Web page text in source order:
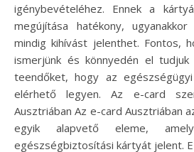
igénybevételéhez. Ennek a
megújítása hatékony,
mindig kihívást jelenthet. Fontos,
ismerjünk és könnyedén el
teendőket, hogy az
elérhető legyen. Az e-card
Ausztriában Az e-card Ausztriában
egyik alapvető eleme,
egészségbiztosítási kártyát jelent.